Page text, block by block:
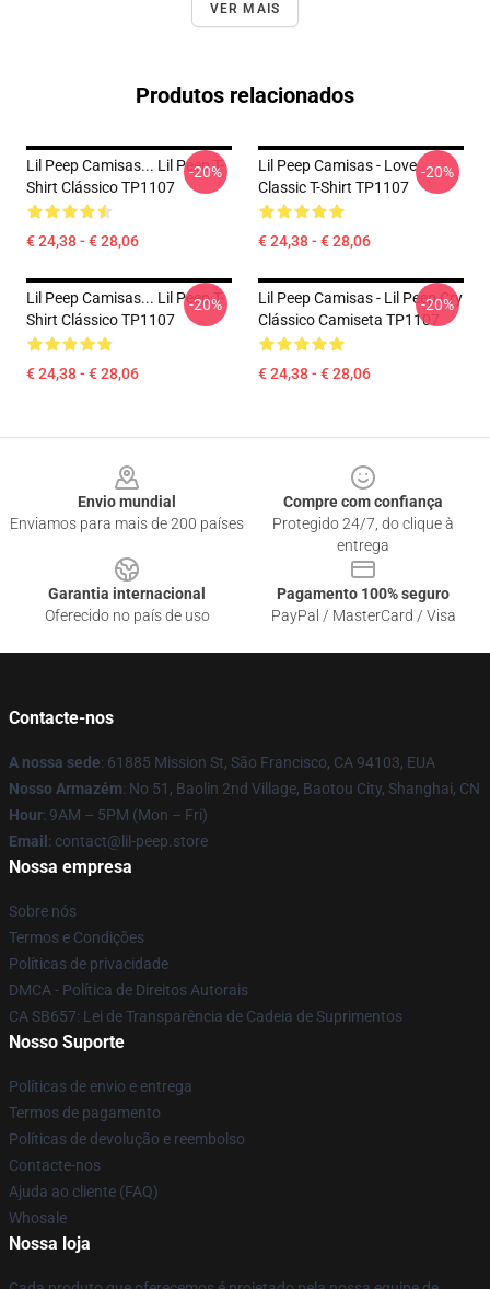
VER MAIS
Produtos relacionados
Lil Peep Camisas... Lil Peep T-
Shirt Clássico TP1107
€ 24,38 - € 28,06
-20%
Lil Peep Camisas - Love
Classic T-Shirt TP1107
€ 24,38 - € 28,06
-20%
Lil Peep Camisas... Lil Peep T-
Shirt Clássico TP1107
€ 24,38 - € 28,06
-20%
Lil Peep Camisas - Lil Peep Cry
Clássico Camiseta TP1107
€ 24,38 - € 28,06
-20%
Envio mundial
Enviamos para mais de 200 países
Compre com confiança
Protegido 24/7, do clique à
entrega
Garantia internacional
Oferecido no país de uso
Pagamento 100% seguro
PayPal / MasterCard / Visa
Contacte-nos
A nossa sede: 61885 Mission St, São Francisco, CA 94103, EUA
Nosso Armazém: No 51, Baolin 2nd Village, Baotou City, Shanghai, CN
Hour: 9AM – 5PM (Mon – Fri)
Email : contact@lil-peep.store
Nossa empresa
Sobre nós
Termos e Condições
Políticas de privacidade
DMCA - Política de Direitos Autorais
CA SB657: Lei de Transparência de Cadeia de Suprimentos
Nosso Suporte
Políticas de envio e entrega
Termos de pagamento
Políticas de devolução e reembolso
Contacte-nos
Ajuda ao cliente (FAQ)
Whosale
Nossa loja